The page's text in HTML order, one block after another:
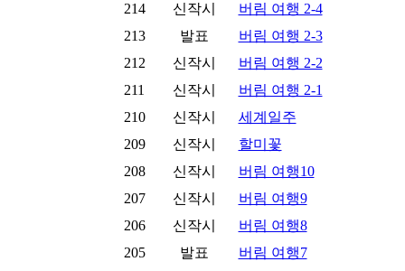
214
신작시
버림 여행 2-4
213
발표
버림 여행 2-3
212
신작시
버림 여행 2-2
211
신작시
버림 여행 2-1
210
신작시
세계일주
209
신작시
할미꽃
208
신작시
버림 여행10
207
신작시
버림 여행9
206
신작시
버림 여행8
205
발표
버림 여행7